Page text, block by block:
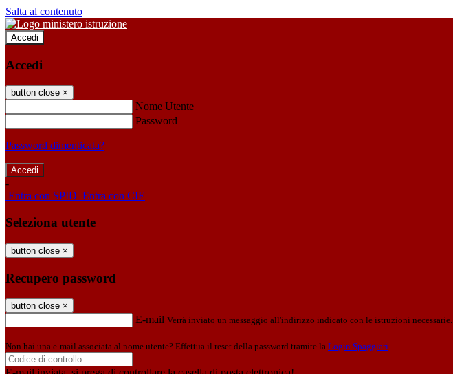
Salta al contenuto
Accedi
Accedi
button close ×
Nome Utente
Password
Password dimenticata?
-
Entra con SPID Entra con CIE
Seleziona utente
button close ×
Recupero password
button close ×
E-mail Verrà inviato un messaggio all'indirizzo indicato con le istruzioni necessarie.
Non hai una e-mail associata al nome utente? Effettua il reset della password tramite la Login Spaggiari